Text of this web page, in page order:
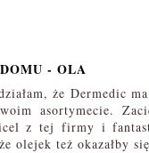
- OLA
że Dermedic
asortymecie.
z tej firmy i
olejek też okazałby